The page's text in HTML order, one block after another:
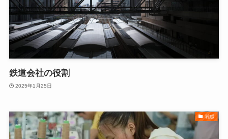
鉄道会社の役割
2025年1月25日
雑感